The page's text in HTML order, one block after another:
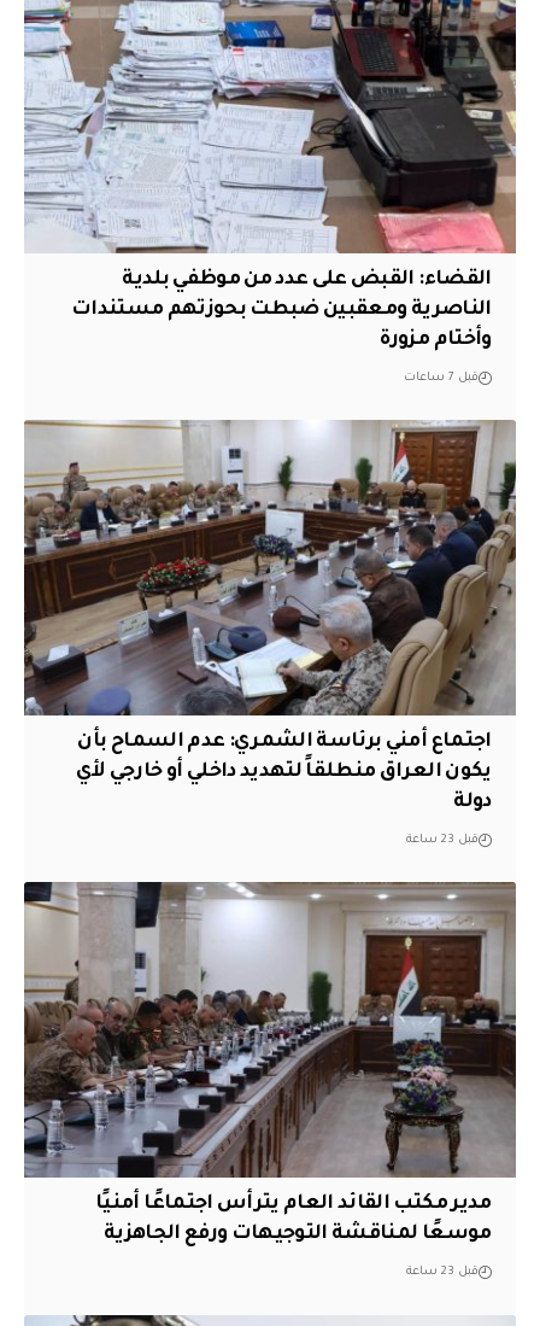
القضاء: القبض على عدد من موظفي بلدية
الناصرية ومعقبين ضبطت بحوزتهم مستندات
وأختام مزورة
قبل 7 ساعات
اجتماع أمني برئاسة الشمري: عدم السماح بأن
يكون العراق منطلقاً لتهديد داخلي أو خارجي لأي
دولة
قبل 23 ساعة
مدير مكتب القائد العام يترأس اجتماعًا أمنيًا
موسعًا لمناقشة التوجيهات ورفع الجاهزية
قبل 23 ساعة